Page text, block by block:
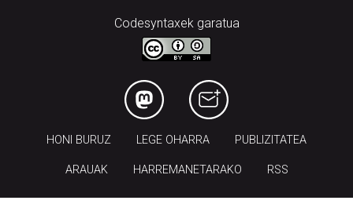
Codesyntaxek garatua
HONI BURUZ LEGE OHARRA PUBLIZITATEA
ARAUAK HARREMANETARAKO RSS